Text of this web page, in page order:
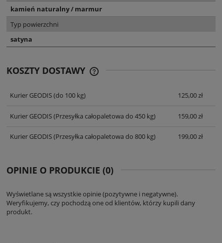
kamień naturalny / marmur
Typ powierzchni
satyna
KOSZTY DOSTAWY
Kurier GEODIS(do 100 kg) 125,00 zł
Kurier GEODIS(Przesyłka całopaletowa do 450 kg) 159,00 zł
Kurier GEODIS(Przesyłka całopaletowa do 800 kg) 199,00 zł
OPINIE O PRODUKCIE (0)
Wyświetlane są wszystkie opinie (pozytywne i negatywne).
Weryfikujemy, czy pochodzą one od klientów, którzy kupili dany
produkt.